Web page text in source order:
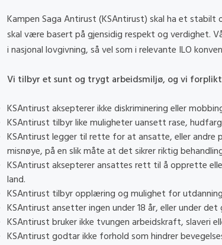
Kampen Saga Antirust (KSAntirust) skal ha et
skal være basert på gjensidig respekt og verdighet.
i nasjonal lovgivning, så vel som i relevante ILO
Vi tilbyr et sunt og trygt arbeidsmiljø, og vi
KSAntirust aksepterer ikke diskriminering eller
KSAntirust tilbyr like muligheter uansett rase,
KSAntirust legger til rette for at ansatte, eller andre
misnøye, på en slik måte at det sikrer riktig
KSAntirust aksepterer ansattes rett til å opprette
land.
KSAntirust tilbyr opplæring og mulighet for
KSAntirust ansetter ingen under 18 år, eller under
KSAntirust bruker ikke tvungen arbeidskraft, slaveri
KSAntirust godtar ikke forhold som hindrer